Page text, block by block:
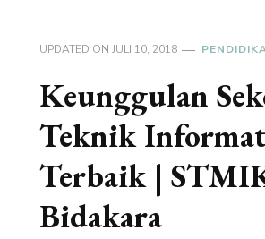
UPDATED ON JULI 10, 2018
Keunggulan
Teknik
Terbaik |
Bidakara